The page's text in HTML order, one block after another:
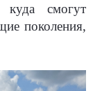
куда смогут
поколения,